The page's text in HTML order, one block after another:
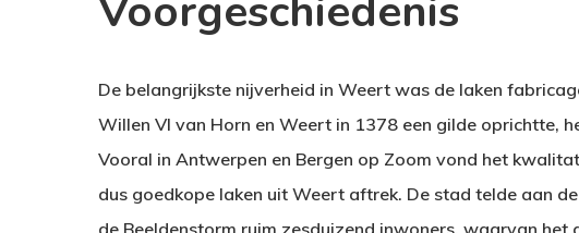
De belangrijkste nijverheid in Weert was de laken
Willen VI van Horn en Weert in 1378 een gilde oprichtte,
Vooral in Antwerpen en Bergen op Zoom vond het
dus goedkope laken uit Weert aftrek. De stad telde aan
de Beeldenstorm ruim zesduizend inwoners, waarvan het